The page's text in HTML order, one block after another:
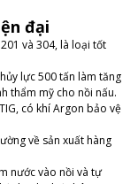
đại
và 304, là loại tốt
lực 500 tấn làm tăng
thẩm mỹ cho nồi nấu.
có khí Argon bảo vệ
về sản xuất hàng
nước vào nồi và tự